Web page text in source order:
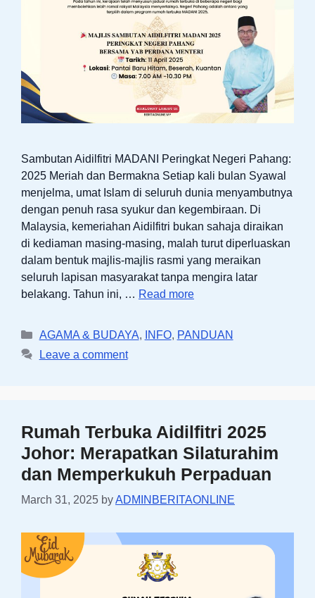
Sambutan Aidilfitri MADANI Peringkat Negeri Pahang:
2025 Meriah dan Bermakna Setiap kali bulan Syawal
menjelma, umat Islam di seluruh dunia menyambutnya
dengan penuh rasa syukur dan kegembiraan. Di
Malaysia, kemeriahan Aidilfitri bukan sahaja diraikan
di kediaman masing-masing, malah turut diperluaskan
dalam bentuk majlis-majlis rasmi yang meraikan
seluruh lapisan masyarakat tanpa mengira latar
belakang. Tahun ini, … Read more
Categories
AGAMA & BUDAYA, INFO, PANDUAN
Leave a comment
Rumah Terbuka Aidilfitri 2025
Johor: Merapatkan Silaturahim
dan Memperkukuh Perpaduan
March 31, 2025 byADMINBERITAONLINE